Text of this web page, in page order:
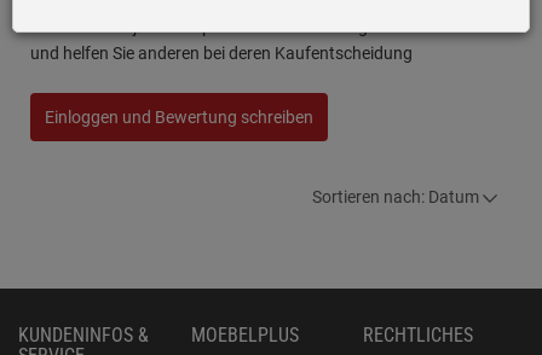
und helfen Sie anderen bei deren Kaufentscheidung
Einloggen und Bewertung schreiben
Sortieren nach: Datum
KUNDENINFOS &
MOEBELPLUS RECHTLICHES